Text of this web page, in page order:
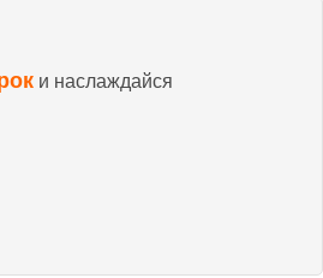
и наслаждайся